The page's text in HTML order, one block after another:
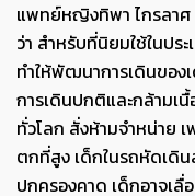
แพทย์หญิงทิพา ไกรลาศ
ว่า สำหรับที่นิยมใช้ในปร
ทำให้พัฒนาการเดินของ
การเดินปกติและกล้ามเ
ทั่วโลก สั่งห้ามจำหน่าย
ตกที่สูง เด็กในรถหัดเดิน
ปกครองคาด เด็กอาจเ